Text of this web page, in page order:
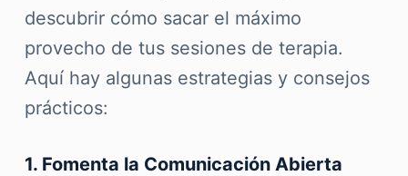
descubrir cómo sacar el máximo
provecho de tus sesiones de terapia.
Aquí hay algunas estrategias y consejos
prácticos:
1. Fomenta la Comunicación Abierta